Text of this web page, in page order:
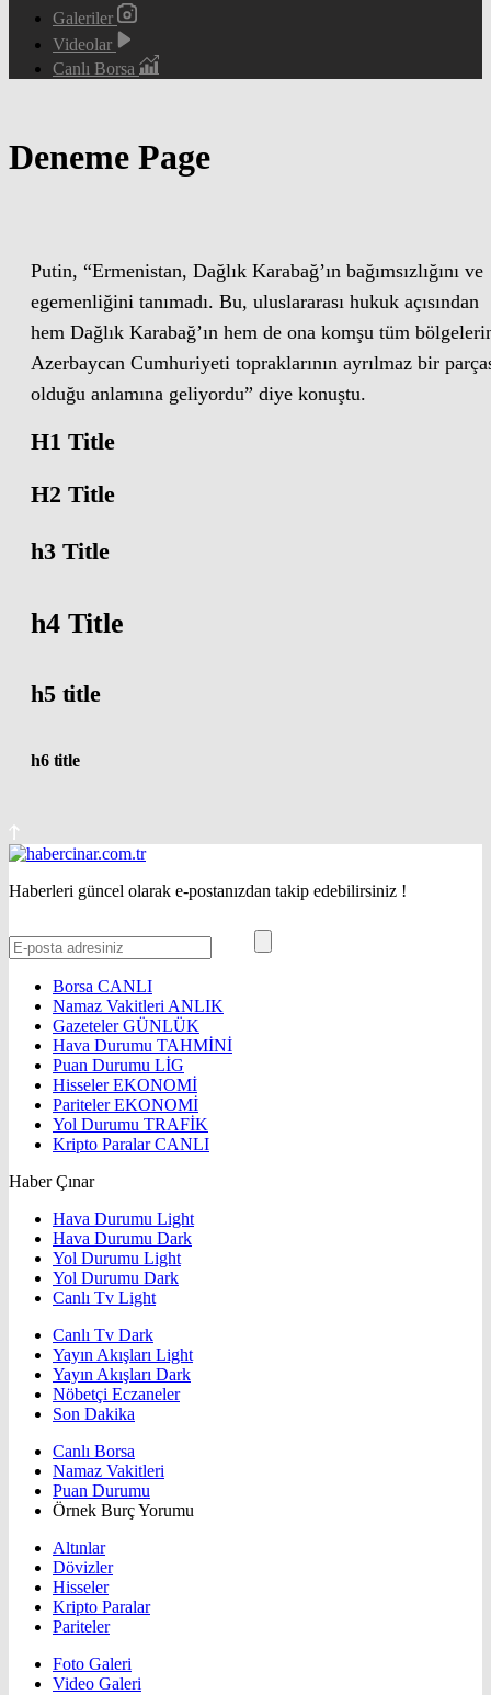
Galeriler
Videolar
Canlı Borsa
Deneme Page
Putin, “Ermenistan, Dağlık Karabağ’ın bağımsızlığını ve
egemenliğini tanımadı. Bu, uluslararası hukuk açısından
hem Dağlık Karabağ’ın hem de ona komşu tüm
Azerbaycan Cumhuriyeti topraklarının ayrılmaz bir
olduğu anlamına geliyordu” diye konuştu.
H1 Title
H2 Title
h3 Title
h4 Title
h5 title
h6 title
Haberleri güncel olarak e-postanızdan takip edebilirsiniz !
Borsa CANLI
Namaz Vakitleri ANLIK
GazetelerGÜNLÜK
Hava Durumu TAHMİNİ
Puan Durumu LİG
HisselerEKONOMİ
ParitelerEKONOMİ
Yol Durumu TRAFİK
Kripto ParalarCANLI
Haber Çınar
Hava Durumu Light
Hava Durumu Dark
Yol Durumu Light
Yol Durumu Dark
Canlı Tv Light
Canlı Tv Dark
Yayın Akışları Light
Yayın Akışları Dark
Nöbetçi Eczaneler
Son Dakika
Canlı Borsa
Namaz Vakitleri
Puan Durumu
Örnek Burç Yorumu
Altınlar
Dövizler
Hisseler
Kripto Paralar
Pariteler
Foto Galeri
Video Galeri